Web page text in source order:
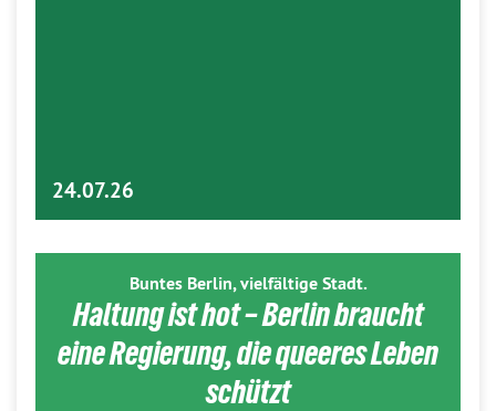
24.07.26
Buntes Berlin, vielfältige Stadt.
Haltung ist hot – Berlin braucht
eine Regierung, die queeres Leben
schützt